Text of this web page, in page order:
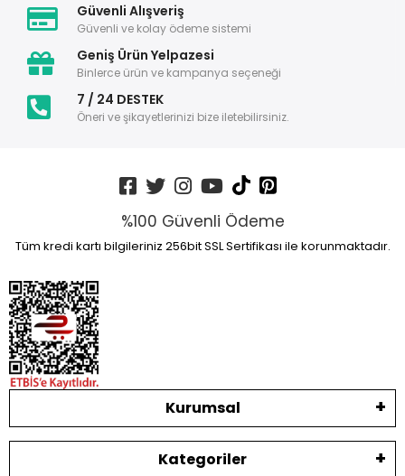
Güvenli Alışveriş
Güvenli ve kolay ödeme sistemi
Geniş Ürün Yelpazesi
Binlerce ürün ve kampanya seçeneği
7 / 24 DESTEK
Öneri ve şikayetlerinizi bize iletebilirsiniz.
%100 Güvenli Ödeme
Tüm kredi kartı bilgileriniz 256bit SSL Sertifikası ile korunmaktadır.
Kurumsal
Kategoriler